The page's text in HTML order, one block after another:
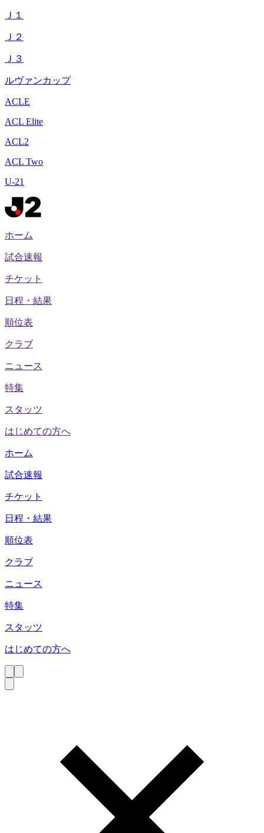
Ｊ１
Ｊ２
Ｊ３
ルヴァンカップ
ACLE
ACL Elite
ACL2
ACL Two
U-21
ホーム
試合速報
チケット
日程・結果
順位表
クラブ
ニュース
特集
スタッツ
はじめての方へ
ホーム
試合速報
チケット
日程・結果
順位表
クラブ
ニュース
特集
スタッツ
はじめての方へ